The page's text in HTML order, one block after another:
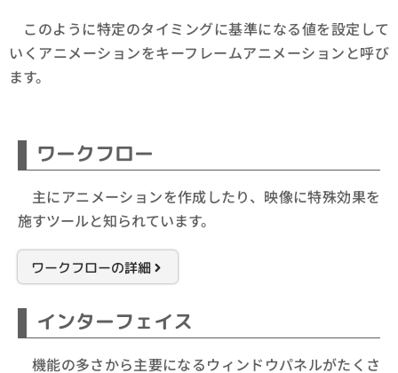
このように特定のタイミングに基準になる値を設定して
いくアニメーションをキーフレームアニメーションと呼び
ます。
ワークフロー
主にアニメーションを作成したり、映像に特殊効果を
施すツールと知られています。
ワークフローの詳細
インターフェイス
機能の多さから主要になるウィンドウパネルがたくさ